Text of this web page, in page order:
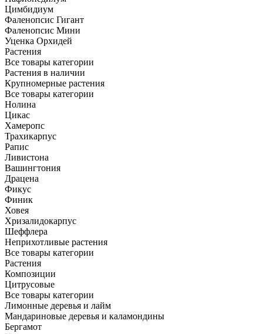
Цимбидиум
Фаленопсис Гигант
Фаленопсис Мини
Уценка Орхидей
Растения
Все товары категории
Растения в наличии
Крупномерные растения
Все товары категории
Нолина
Цикас
Хамеропс
Трахикарпус
Рапис
Ливистона
Вашингтония
Драцена
Фикус
Финик
Ховея
Хризалидокарпус
Шеффлера
Неприхотливые растения
Все товары категории
Растения
Композиции
Цитрусовые
Все товары категории
Лимонные деревья и лайм
Мандариновые деревья и каламондины
Бергамот